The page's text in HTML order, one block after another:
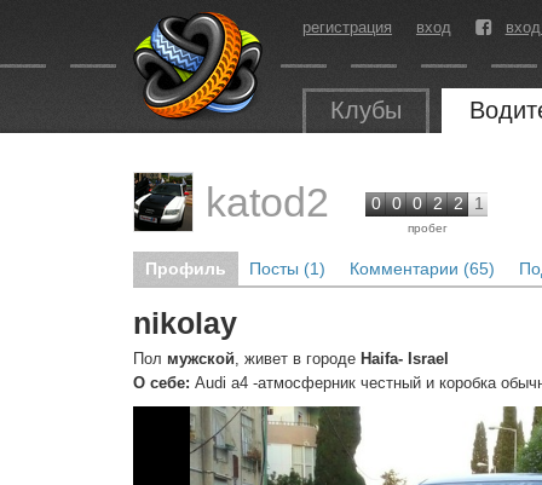
регистрация вход
Клубы
katod2 0 0 0 2 2 1
пробег
Профиль Посты (1) Комментарии (65)
nikolay
Пол мужской, живет в городе Haifa- Israel
О себе: Audi a4 -атмосферник честный и коробка